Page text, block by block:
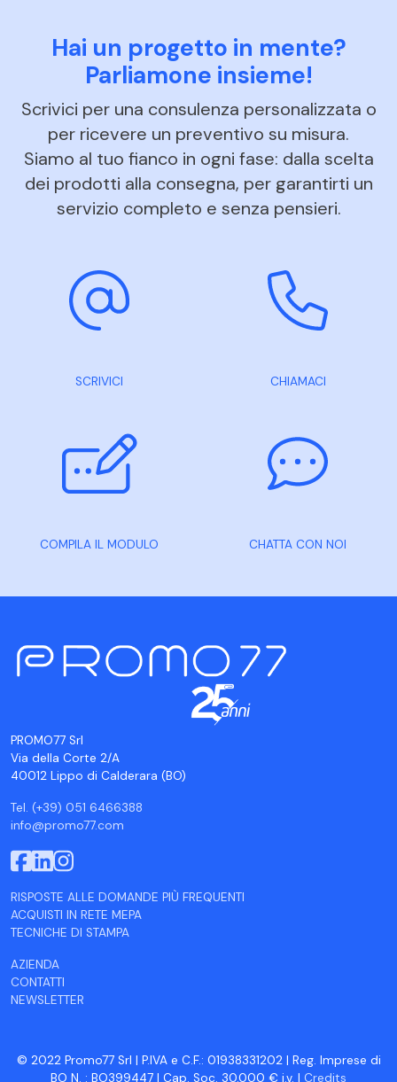
Hai un progetto in mente?
Parliamone insieme!
Scrivici per una consulenza personalizzata o
per ricevere un preventivo su misura.
Siamo al tuo fianco in ogni fase: dalla scelta
dei prodotti alla consegna, per garantirti un
servizio completo e senza pensieri.
SCRIVICI CHIAMACI
COMPILA IL MODULO CHATTA CON NOI
PROMO77 Srl
Via della Corte 2/A
40012 Lippo di Calderara (BO)
Tel. (+39) 051 6466388
info@promo77.com
RISPOSTE ALLE DOMANDE PIÙ FREQUENTI
ACQUISTI IN RETE MEPA
TECNICHE DI STAMPA
AZIENDA
CONTATTI
NEWSLETTER
© 2022 Promo77 Srl | P.IVA e C.F.: 01938331202 | Reg. Imprese di
BO N. : BO399447 | Cap. Soc. 30.000 € i.v. | Credits